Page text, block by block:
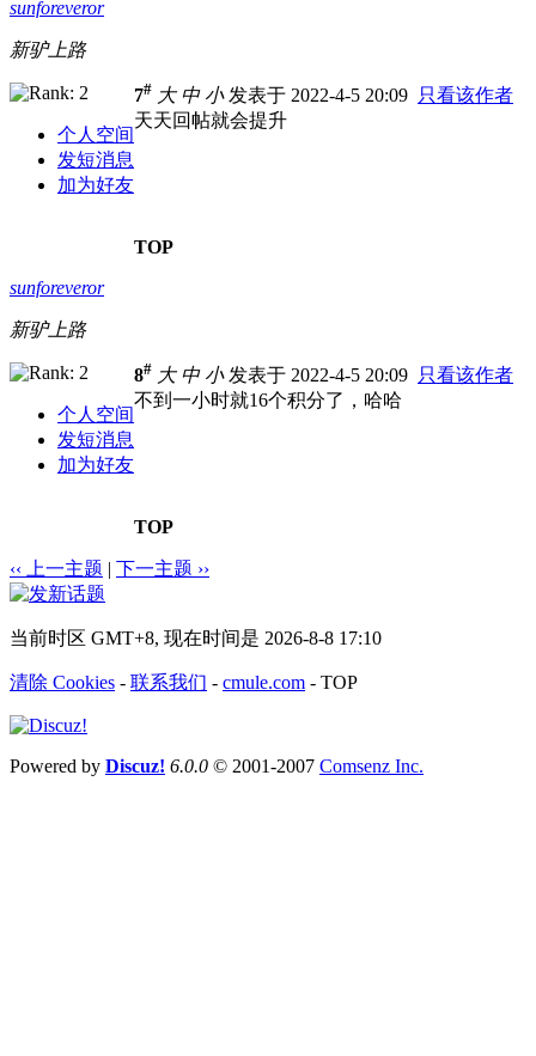
sunforeveror
新驴上路
个人空间
发短消息
加为好友
7# 大 中 小发表于 2022-4-5 20:09 只看该作者
天天回帖就会提升
TOP
sunforeveror
新驴上路
个人空间
发短消息
加为好友
8# 大 中 小发表于 2022-4-5 20:09 只看该作者
不到一小时就16个积分了，哈哈
TOP
‹‹ 上一主题 | 下一主题 ››
当前时区 GMT+8, 现在时间是 2026-8-8 17:10
清除 Cookies - 联系我们 - cmule.com - TOP
Powered by Discuz! 6.0.0 © 2001-2007 Comsenz Inc.